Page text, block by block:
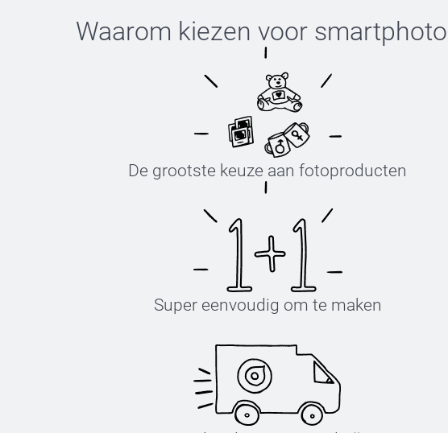
Waarom kiezen voor smartphoto
De grootste keuze aan fotoproducten
Super eenvoudig om te maken